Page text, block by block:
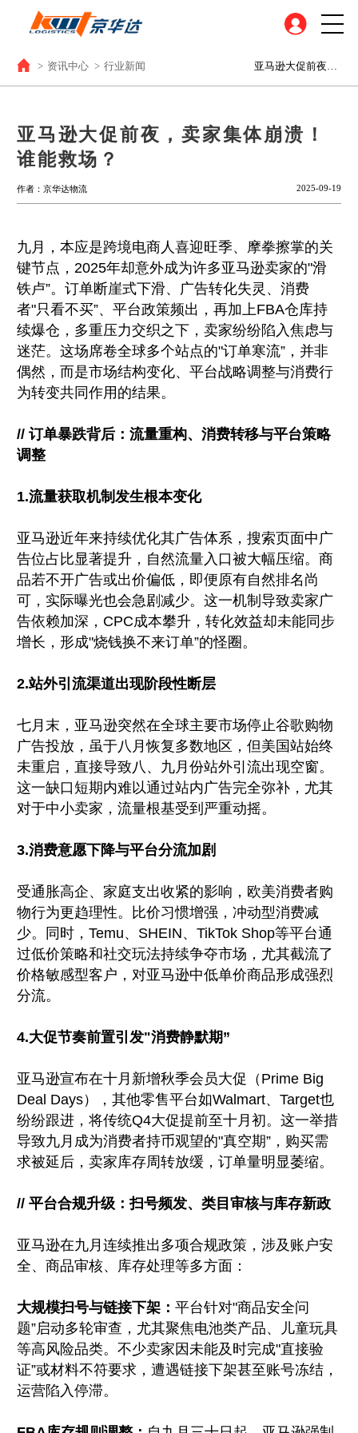
> 资讯中心 > 行业新闻
亚马逊大促前夜，卖家集体崩溃！
谁能救场？
作者：京华达物流 2025-09-19
九月，本应是跨境电商人喜迎旺季、摩拳擦掌的关
键节点，2025年却意外成为许多亚马逊卖家的"滑
铁卢”。订单断崖式下滑、广告转化失灵、消费
者"只看不买”、平台政策频出，再加上FBA仓库持
续爆仓，多重压力交织之下，卖家纷纷陷入焦虑与
迷茫。这场席卷全球多个站点的"订单寒流”，并非
偶然，而是市场结构变化、平台战略调整与消费行
为转变共同作用的结果。
// 订单暴跌背后：流量重构、消费转移与平台策略
调整
1.流量获取机制发生根本变化
亚马逊近年来持续优化其广告体系，搜索页面中广
告位占比显著提升，自然流量入口被大幅压缩。商
品若不开广告或出价偏低，即便原有自然排名尚
可，实际曝光也会急剧减少。这一机制导致卖家广
告依赖加深，CPC成本攀升，转化效益却未能同步
增长，形成"烧钱换不来订单”的怪圈。
2.站外引流渠道出现阶段性断层
七月末，亚马逊突然在全球主要市场停止谷歌购物
广告投放，虽于八月恢复多数地区，但美国站始终
未重启，直接导致八、九月份站外引流出现空窗。
这一缺口短期内难以通过站内广告完全弥补，尤其
对于中小卖家，流量根基受到严重动摇。
3.消费意愿下降与平台分流加剧
受通胀高企、家庭支出收紧的影响，欧美消费者购
物行为更趋理性。比价习惯增强，冲动型消费减
少。同时，Temu、SHEIN、TikTok Shop等平台通
过低价策略和社交玩法持续争夺市场，尤其截流了
价格敏感型客户，对亚马逊中低单价商品形成强烈
分流。
4.大促节奏前置引发"消费静默期”
亚马逊宣布在十月新增秋季会员大促（Prime Big
Deal Days），其他零售平台如Walmart、Target也
纷纷跟进，将传统Q4大促提前至十月初。这一举措
导致九月成为消费者持币观望的"真空期”，购买需
求被延后，卖家库存周转放缓，订单量明显萎缩。
// 平台合规升级：扫号频发、类目审核与库存新政
亚马逊在九月连续推出多项合规政策，涉及账户安
全、商品审核、库存处理等多方面：
大规模扫号与链接下架：平台针对"商品安全问
题”启动多轮审查，尤其聚焦电池类产品、儿童玩具
等高风险品类。不少卖家因未能及时完成"直接验
证”或材料不符要求，遭遇链接下架甚至账号冻结，
运营陷入停滞。